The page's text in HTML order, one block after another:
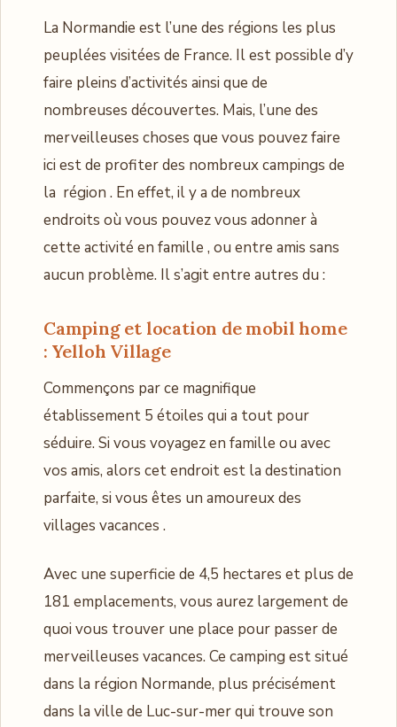
La Normandie est l’une des régions les plus
peuplées visitées de France. Il est possible d’y
faire pleins d’activités ainsi que de
nombreuses découvertes. Mais, l’une des
merveilleuses choses que vous pouvez faire
ici est de profiter des nombreux campings de
la région . En effet, il y a de nombreux
endroits où vous pouvez vous adonner à
cette activité en famille , ou entre amis sans
aucun problème. Il s’agit entre autres du :
Camping et location de mobil home
: Yelloh Village
Commençons par ce magnifique
établissement 5 étoiles qui a tout pour
séduire. Si vous voyagez en famille ou avec
vos amis, alors cet endroit est la destination
parfaite, si vous êtes un amoureux des
villages vacances .
Avec une superficie de 4,5 hectares et plus de
181 emplacements, vous aurez largement de
quoi vous trouver une place pour passer de
merveilleuses vacances. Ce camping est situé
dans la région Normande, plus précisément
dans la ville de Luc-sur-mer qui trouve son